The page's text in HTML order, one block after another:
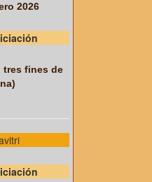
2026
tres fines de